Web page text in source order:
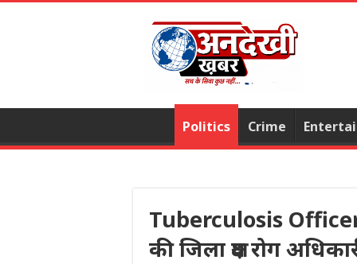
Politics Crime
Tuberculosis Officer :
की जिला क्षय रोग